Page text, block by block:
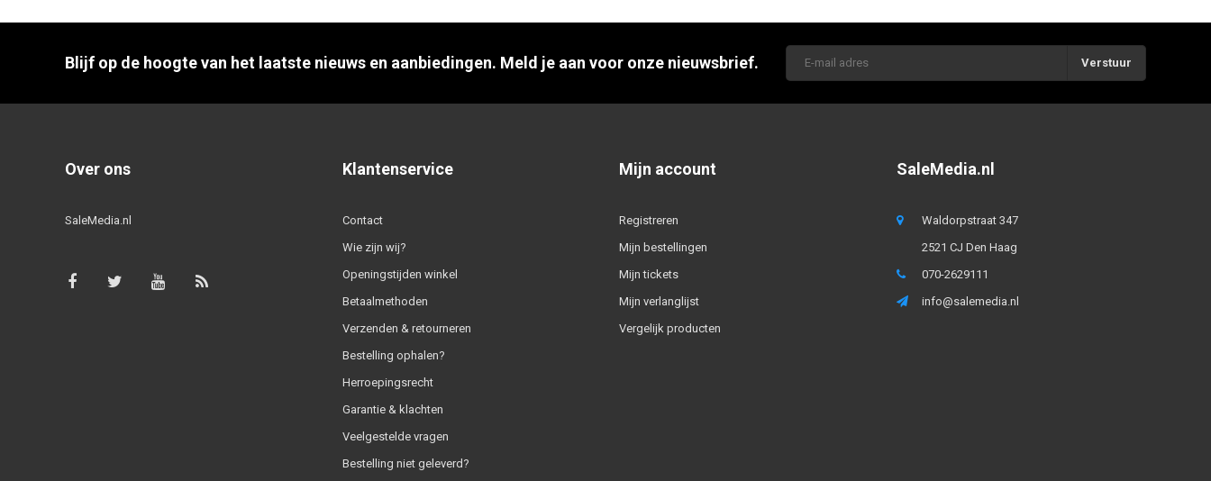
Blijf op de hoogte van het laatste nieuws en aanbiedingen. Meld je aan voor onze nieuwsbrief. Verstuur
Over ons
SaleMedia.nl
Klantenservice
Contact
Wie zijn wij?
Openingstijden winkel
Betaalmethoden
Verzenden & retourneren
Bestelling ophalen?
Herroepingsrecht
Garantie & klachten
Veelgestelde vragen
Bestelling niet geleverd?
Mijn account
Registreren
Mijn bestellingen
Mijn tickets
Mijn verlanglijst
Vergelijk producten
SaleMedia.nl
Waldorpstraat 347
2521 CJ Den Haag
070-2629111
info@salemedia.nl